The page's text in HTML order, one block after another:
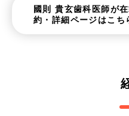
國則 貴玄歯科医師が
約・詳細ページはこち